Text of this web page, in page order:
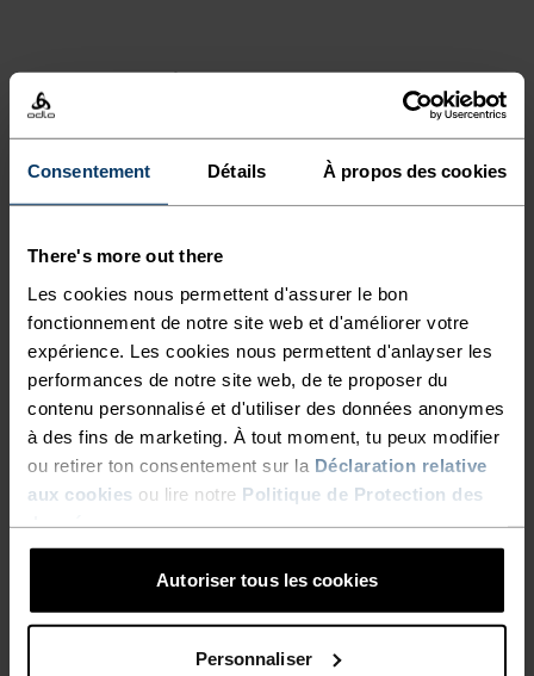
Consentement Détails À propos des cookies
There's more out there
Les cookies nous permettent d'assurer le bon
fonctionnement de notre site web et d'améliorer votre
expérience. Les cookies nous permettent d'anlayser les
performances de notre site web, de te proposer du
contenu personnalisé et d'utiliser des données anonymes
à des fins de marketing. À tout moment, tu peux modifier
ou retirer ton consentement sur la Déclaration relative
aux cookies ou lire notre Politique de Protection des
Autoriser tous les cookies
Personnaliser
TYPE D’ACTIVITÉ
ACTIVITÉS À HAUTE INTENSITÉ
Cyclisme - Running
CARACTÉRISTIQUES DU TISSU
SYNTHÉTIQUE
MERINO
Synthétique - sensation seconde peau - extensible,
exceptionnellement léger, excellent transfert d'humidité,
aide à réguler la température Synthétique - sensation
seconde peau - extensible, exceptionnellement léger,
excellent transfert d'humidité, aide à réguler la
température corporelle, sèche plus rapidement que les
fibres naturelles et offre une plus grande résistance dans